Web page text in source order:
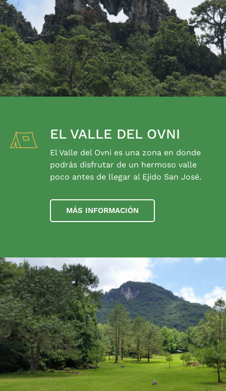
EL VALLE DEL OVNI
El Valle del Ovni es una zona en donde
podrás disfrutar de un hermoso valle
poco antes de llegar al Ejido San José.
MÁS INFORMACIÓN